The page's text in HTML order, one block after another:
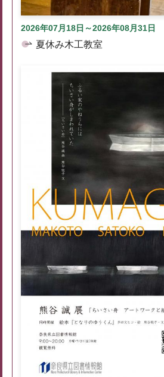
2026年07月18日～2026年08月31日
夏休み木工教室